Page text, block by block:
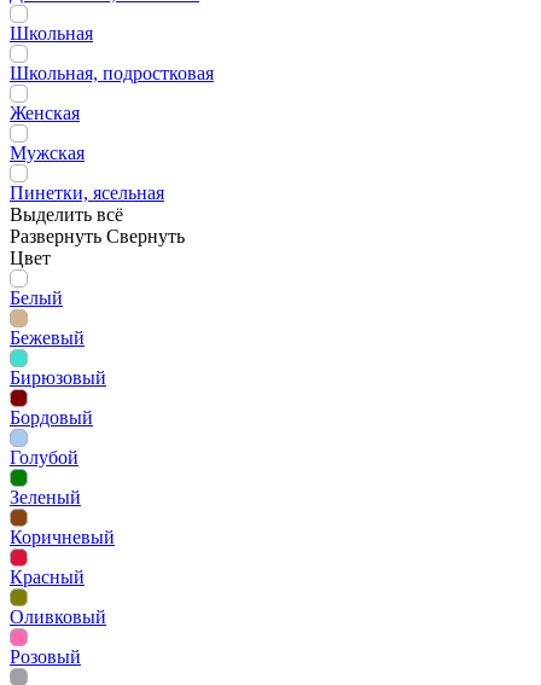
Школьная
Школьная, подростковая
Женская
Мужская
Пинетки, ясельная
Выделить всё
Развернуть Свернуть
Цвет
Белый
Бежевый
Бирюзовый
Бордовый
Голубой
Зеленый
Коричневый
Красный
Оливковый
Розовый